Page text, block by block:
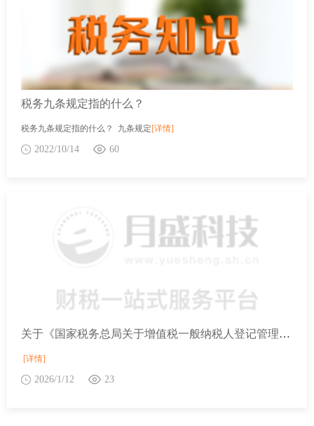
税务九条规定指的什么？
税务九条规定指的什么？ 九条规定[详情]
2022/10/14 60
关于《国家税务总局关于增值税一般纳税人登记管理有关事项的公告》的解读
[详情]
2026/1/12 23